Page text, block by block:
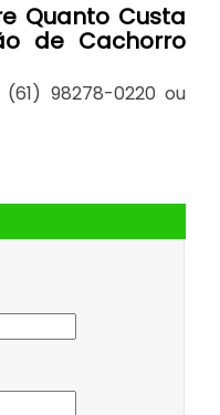
Quanto Custa
de Cachorro
(61) 98278-0220 ou